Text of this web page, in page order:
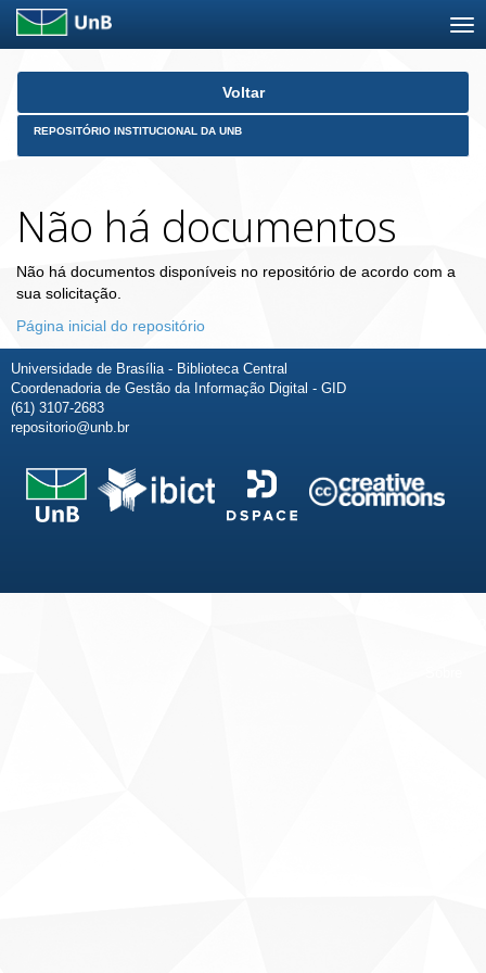
Skip
Voltar
REPOSITÓRIO INSTITUCIONAL DA UNB
Não há documentos
Não há documentos disponíveis no repositório de acordo com a
sua solicitação.
Página inicial do repositório
Universidade de Brasília - Biblioteca Central
Coordenadoria de Gestão da Informação Digital - GID
(61) 3107-2683
repositorio@unb.br